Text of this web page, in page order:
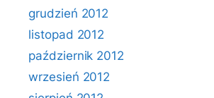
grudzień 2012
listopad 2012
październik 2012
wrzesień 2012